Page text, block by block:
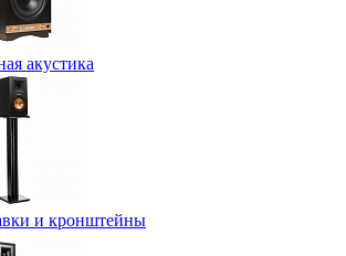
акустика
и кронштейны